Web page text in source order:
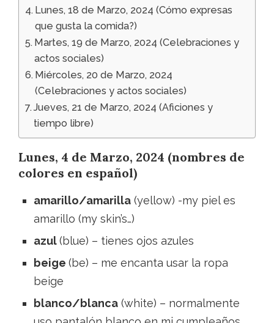
Lunes, 18 de Marzo, 2024 (Cómo expresas
que gusta la comida?)
Martes, 19 de Marzo, 2024 (Celebraciones y
actos sociales)
Miércoles, 20 de Marzo, 2024
(Celebraciones y actos sociales)
Jueves, 21 de Marzo, 2024 (Aficiones y
tiempo libre)
Lunes, 4 de Marzo, 2024 (nombres de
colores en español)
amarillo/amarilla (yellow) -my piel es
amarillo (my skin’s…)
azul(blue) – tienes ojos azules
beige (be) – me encanta usar la ropa
beige
blanco/blanca (white) – normalmente